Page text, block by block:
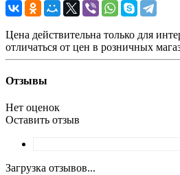
Цена действительна только для
отличаться от цен в розничных
Отзывы
Нет оценок
Оставить отзыв
Загрузка отзывов...